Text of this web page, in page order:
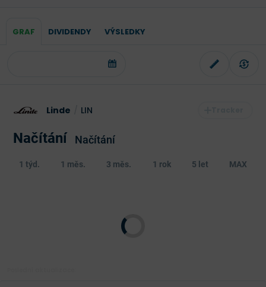
GRAF DIVIDENDY VÝSLEDKY
Linde LIN
Načítání Načítání
1 týd. 1 měs. 3 měs. 1 rok 5 let MAX